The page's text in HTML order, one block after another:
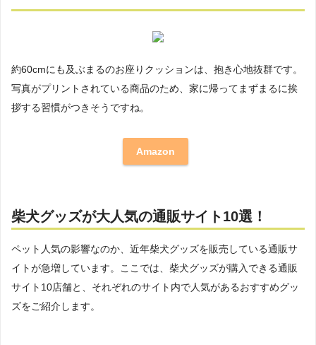
約60cmにも及ぶまるのお座りクッションは、抱き心地抜群です。
写真がプリントされている商品のため、家に帰ってまずまるに挨
拶する習慣がつきそうですね。
Amazon
柴犬グッズが大人気の通販サイト10選！
ペット人気の影響なのか、近年柴犬グッズを販売している通販サ
イトが急増しています。ここでは、柴犬グッズが購入できる通販
サイト10店舗と、それぞれのサイト内で人気があるおすすめグッ
ズをご紹介します。